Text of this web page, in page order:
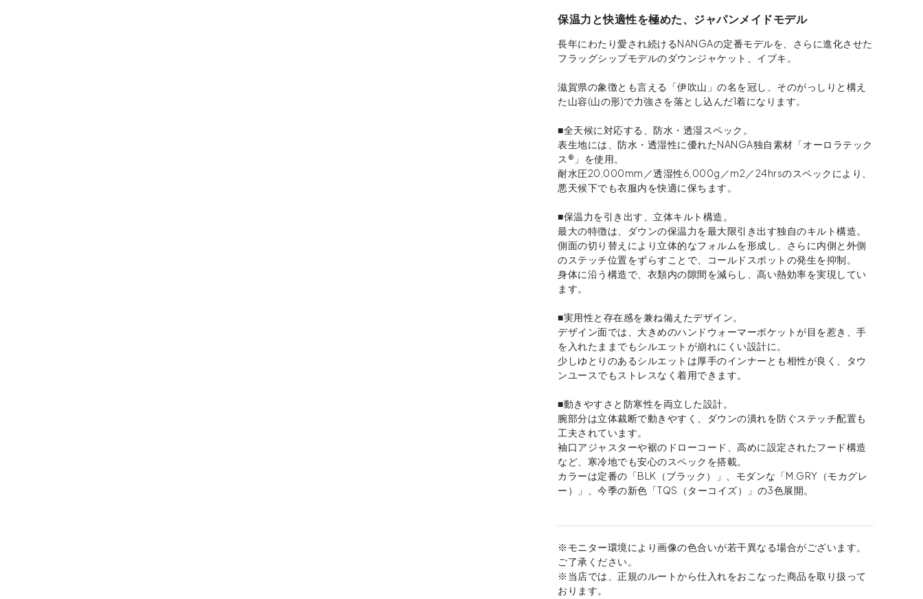
保温力と快適性を極めた、ジャパンメイドモデル
長年にわたり愛され続けるNANGAの定番モデルを、さらに進化させた
フラッグシップモデルのダウンジャケット、イブキ。
滋賀県の象徴とも言える「伊吹山」の名を冠し、そのがっしりと構え
た山容(山の形)で力強さを落とし込んだ1着になります。
■全天候に対応する、防水・透湿スペック。
表生地には、防水・透湿性に優れたNANGA独自素材「オーロラテック
ス®」を使用。
耐水圧20,000mm／透湿性6,000g／m2／24hrsのスペックにより、
悪天候下でも衣服内を快適に保ちます。
■保温力を引き出す、立体キルト構造。
最大の特徴は、ダウンの保温力を最大限引き出す独自のキルト構造。
側面の切り替えにより立体的なフォルムを形成し、さらに内側と外側
のステッチ位置をずらすことで、コールドスポットの発生を抑制。
身体に沿う構造で、衣類内の隙間を減らし、高い熱効率を実現してい
ます。
■実用性と存在感を兼ね備えたデザイン。
デザイン面では、大きめのハンドウォーマーポケットが目を惹き、手
を入れたままでもシルエットが崩れにくい設計に。
少しゆとりのあるシルエットは厚手のインナーとも相性が良く、タウ
ンユースでもストレスなく着用できます。
■動きやすさと防寒性を両立した設計。
腕部分は立体裁断で動きやすく、ダウンの潰れを防ぐステッチ配置も
工夫されています。
袖口アジャスターや裾のドローコード、高めに設定されたフード構造
など、寒冷地でも安心のスペックを搭載。
カラーは定番の「BLK（ブラック）」、モダンな「M.GRY（モカグレ
ー）」、今季の新色「TQS（ターコイズ）」の3色展開。
※モニター環境により画像の色合いが若干異なる場合がございます。
ご了承ください。
※当店では、正規のルートから仕入れをおこなった商品を取り扱って
おります。